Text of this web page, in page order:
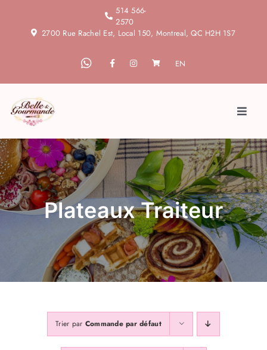
514 566-
2570
2700 Rue Rachel Est, Local 150, Montreal, QC H2H 1S7
EN
Toggle
Accueil
À propos
Services
Contactss
Plateaux Traiteur
Trier par Commande par défaut